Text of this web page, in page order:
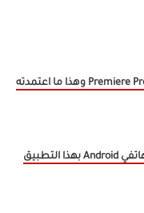
حررت 10 جيجابايت من هاتفي Android بهذا التطبيق